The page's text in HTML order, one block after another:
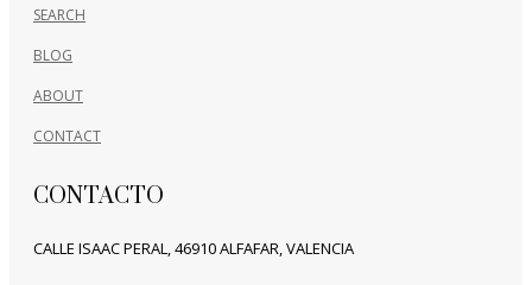
SEARCH
BLOG
ABOUT
CONTACT
CONTACTO
CALLE ISAAC PERAL, 46910 ALFAFAR, VALENCIA